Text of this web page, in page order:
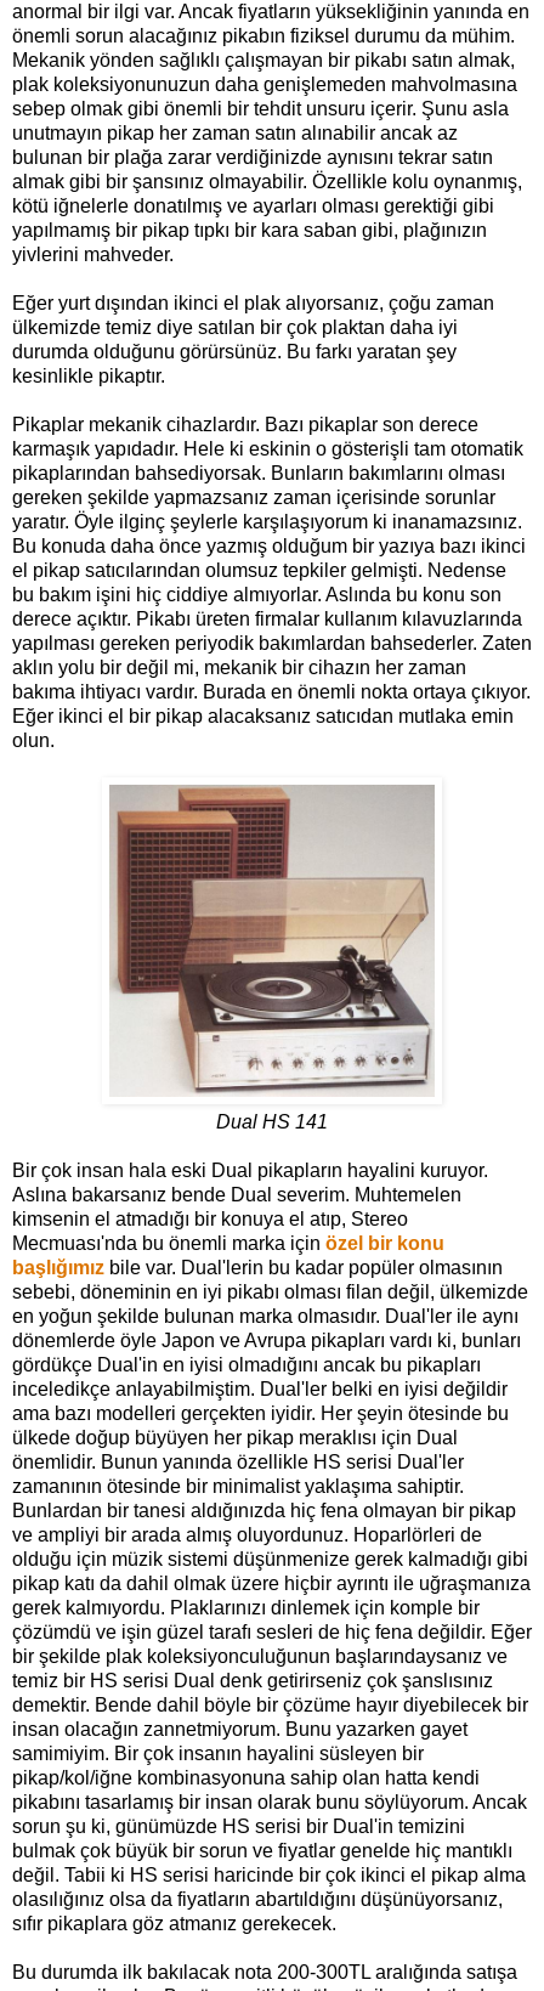
anormal bir ilgi var. Ancak fiyatların yüksekliğinin yanında en
önemli sorun alacağınız pikabın fiziksel durumu da mühim.
Mekanik yönden sağlıklı çalışmayan bir pikabı satın almak,
plak koleksiyonunuzun daha genişlemeden mahvolmasına
sebep olmak gibi önemli bir tehdit unsuru içerir. Şunu asla
unutmayın pikap her zaman satın alınabilir ancak az
bulunan bir plağa zarar verdiğinizde aynısını tekrar satın
almak gibi bir şansınız olmayabilir. Özellikle kolu oynanmış,
kötü iğnelerle donatılmış ve ayarları olması gerektiği gibi
yapılmamış bir pikap tıpkı bir kara saban gibi, plağınızın
yivlerini mahveder.
Eğer yurt dışından ikinci el plak alıyorsanız, çoğu zaman
ülkemizde temiz diye satılan bir çok plaktan daha iyi
durumda olduğunu görürsünüz. Bu farkı yaratan şey
kesinlikle pikaptır.
Pikaplar mekanik cihazlardır. Bazı pikaplar son derece
karmaşık yapıdadır. Hele ki eskinin o gösterişli tam otomatik
pikaplarından bahsediyorsak. Bunların bakımlarını olması
gereken şekilde yapmazsanız zaman içerisinde sorunlar
yaratır. Öyle ilginç şeylerle karşılaşıyorum ki inanamazsınız.
Bu konuda daha önce yazmış olduğum bir yazıya bazı ikinci
el pikap satıcılarından olumsuz tepkiler gelmişti. Nedense
bu bakım işini hiç ciddiye almıyorlar. Aslında bu konu son
derece açıktır. Pikabı üreten firmalar kullanım kılavuzlarında
yapılması gereken periyodik bakımlardan bahsederler. Zaten
aklın yolu bir değil mi, mekanik bir cihazın her zaman
bakıma ihtiyacı vardır. Burada en önemli nokta ortaya çıkıyor.
Eğer ikinci el bir pikap alacaksanız satıcıdan mutlaka emin
olun.
Dual HS 141
Bir çok insan hala eski Dual pikapların hayalini kuruyor.
Aslına bakarsanız bende Dual severim. Muhtemelen
kimsenin el atmadığı bir konuya el atıp, Stereo
Mecmuası'nda bu önemli marka için özel bir konu
başlığımız bile var. Dual'lerin bu kadar popüler olmasının
sebebi, döneminin en iyi pikabı olması filan değil, ülkemizde
en yoğun şekilde bulunan marka olmasıdır. Dual'ler ile aynı
dönemlerde öyle Japon ve Avrupa pikapları vardı ki, bunları
gördükçe Dual'in en iyisi olmadığını ancak bu pikapları
inceledikçe anlayabilmiştim. Dual'ler belki en iyisi değildir
ama bazı modelleri gerçekten iyidir. Her şeyin ötesinde bu
ülkede doğup büyüyen her pikap meraklısı için Dual
önemlidir. Bunun yanında özellikle HS serisi Dual'ler
zamanının ötesinde bir minimalist yaklaşıma sahiptir.
Bunlardan bir tanesi aldığınızda hiç fena olmayan bir pikap
ve ampliyi bir arada almış oluyordunuz. Hoparlörleri de
olduğu için müzik sistemi düşünmenize gerek kalmadığı gibi
pikap katı da dahil olmak üzere hiçbir ayrıntı ile uğraşmanıza
gerek kalmıyordu. Plaklarınızı dinlemek için komple bir
çözümdü ve işin güzel tarafı sesleri de hiç fena değildir. Eğer
bir şekilde plak koleksiyonculuğunun başlarındaysanız ve
temiz bir HS serisi Dual denk getirirseniz çok şanslısınız
demektir. Bende dahil böyle bir çözüme hayır diyebilecek bir
insan olacağın zannetmiyorum. Bunu yazarken gayet
samimiyim. Bir çok insanın hayalini süsleyen bir
pikap/kol/iğne kombinasyonuna sahip olan hatta kendi
pikabını tasarlamış bir insan olarak bunu söylüyorum. Ancak
sorun şu ki, günümüzde HS serisi bir Dual'in temizini
bulmak çok büyük bir sorun ve fiyatlar genelde hiç mantıklı
değil. Tabii ki HS serisi haricinde bir çok ikinci el pikap alma
olasılığınız olsa da fiyatların abartıldığını düşünüyorsanız,
sıfır pikaplara göz atmanız gerekecek.
Bu durumda ilk bakılacak nota 200-300TL aralığında satışa